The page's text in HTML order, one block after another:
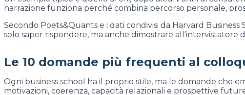
narrazione funziona perché combina percorso personale,
Secondo Poets&Quants e i dati condivisi da Harvard
solo saper rispondere, ma anche dimostrare
Le 10 domande più frequenti al
Ogni business school ha il proprio stile, ma le domande che
motivazioni, coerenza, capacità relazionali e prospettive